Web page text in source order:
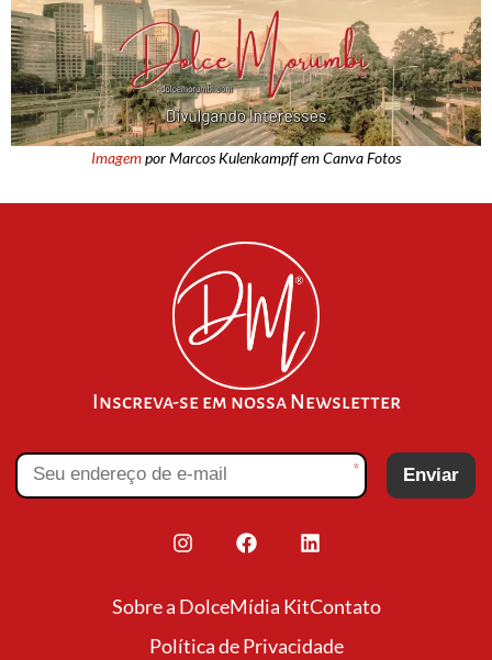
Imagempor Marcos Kulenkampff em Canva Fotos
Inscreva-se em nossa Newsletter
* Enviar
Sobre a DolceMídia KitContato
Política de Privacidade